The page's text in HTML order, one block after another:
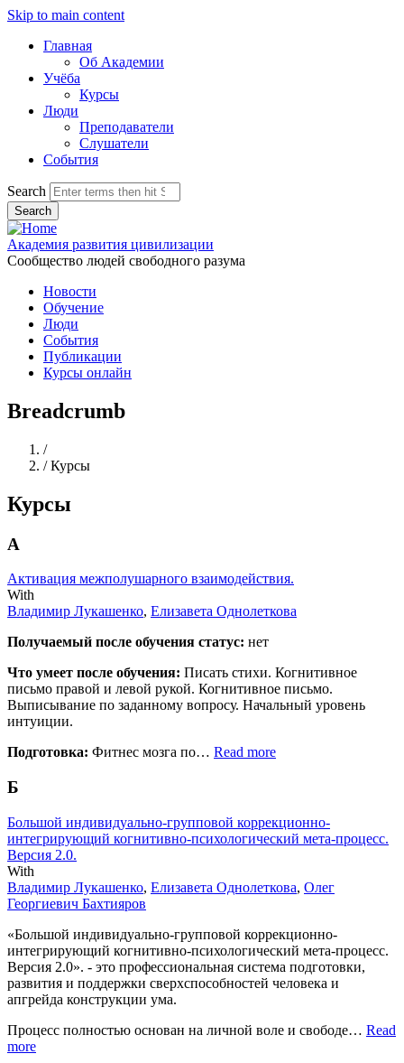
Skip to main content
Главная
Об Академии
Учёба
Курсы
Люди
Преподаватели
Слушатели
События
Search
Академия развития цивилизации
Сообщество людей свободного разума
Новости
Обучение
Люди
События
Публикации
Курсы онлайн
Breadcrumb
/Home
/ Курсы
Курсы
А
Активация межполушарного взаимодействия.
With
Владимир Лукашенко, Елизавета Однолеткова
Получаемый после обучения статус: нет
Что умеет после обучения: Писать стихи. Когнитивное
письмо правой и левой рукой. Когнитивное письмо.
Выписывание по заданному вопросу. Начальный уровень
интуиции.
Подготовка: Фитнес мозга по… Read more
Б
Большой индивидуально-групповой коррекционно-
интегрирующий когнитивно-психологический мета-процесс.
Версия 2.0.
With
Владимир Лукашенко, Елизавета Однолеткова, Олег
Георгиевич Бахтияров
«Большой индивидуально-групповой коррекционно-
интегрирующий когнитивно-психологический мета-процесс.
Версия 2.0». - это профессиональная система подготовки,
развития и поддержки сверхспособностей человека и
апгрейда конструкции ума.
Процесс полностью основан на личной воле и свободе… Read
more